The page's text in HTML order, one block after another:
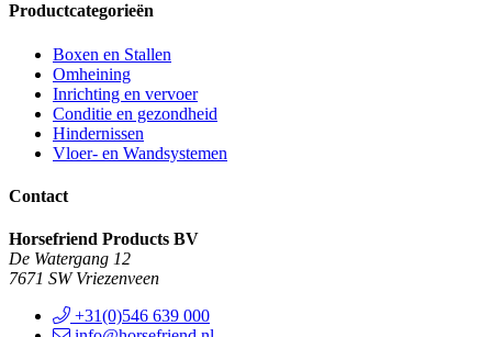
Productcategorieën
Boxen en Stallen
Omheining
Inrichting en vervoer
Conditie en gezondheid
Hindernissen
Vloer- en Wandsystemen
Contact
Horsefriend Products BV
De Watergang 12
7671 SW Vriezenveen
+31(0)546 639 000